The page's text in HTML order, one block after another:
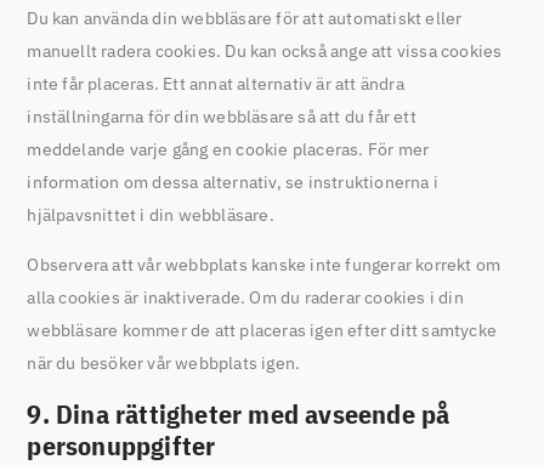
Du kan använda din webbläsare för att automatiskt eller
manuellt radera cookies. Du kan också ange att vissa cookies
inte får placeras. Ett annat alternativ är att ändra
inställningarna för din webbläsare så att du får ett
meddelande varje gång en cookie placeras. För mer
information om dessa alternativ, se instruktionerna i
hjälpavsnittet i din webbläsare.
Observera att vår webbplats kanske inte fungerar korrekt om
alla cookies är inaktiverade. Om du raderar cookies i din
webbläsare kommer de att placeras igen efter ditt samtycke
när du besöker vår webbplats igen.
9. Dina rättigheter med avseende på
personuppgifter